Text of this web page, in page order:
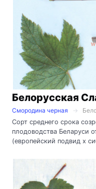
Белорусская
Смородина черная
Сорт среднего срока
плодоводства Беларуси
(европейский подвид х